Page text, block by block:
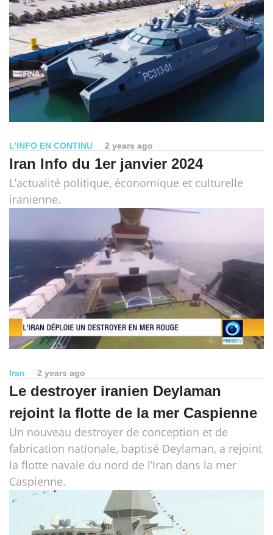
L’INFO EN CONTINU 2 years ago
Iran Info du 1er janvier 2024
L’actualité politique, économique et culturelle
iranienne.
Iran 2 years ago
Le destroyer iranien Deylaman
rejoint la flotte de la mer Caspienne
Un nouveau destroyer de conception et de
fabrication nationale, baptisé Deylaman, a rejoint
la flotte navale du nord de l’Iran dans la mer
Caspienne.